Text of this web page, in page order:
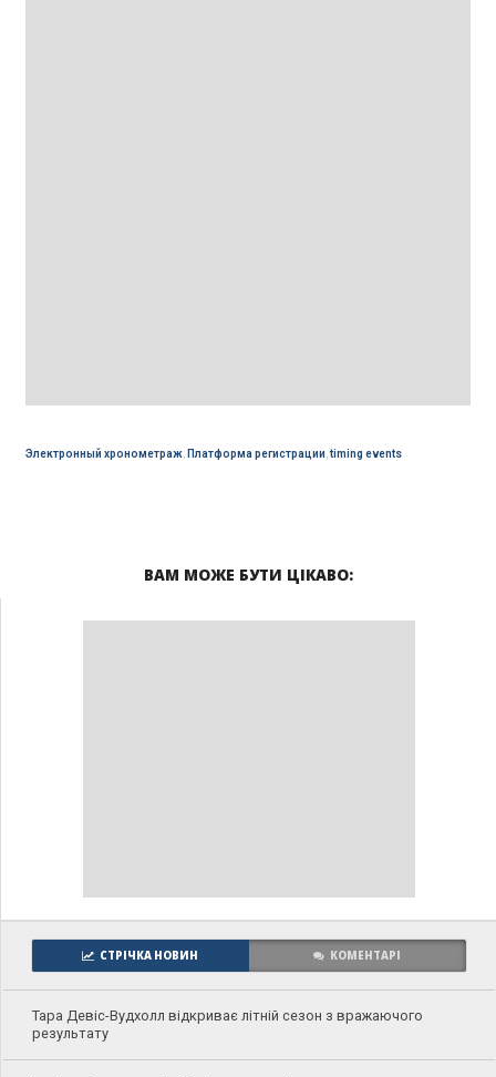
Электронный хронометраж, Платформа регистрации timing events
ВАМ МОЖЕ БУТИ ЦІКАВО:
СТРІЧКА НОВИН КОМЕНТАРІ
Тара Девіс-Вудхолл відкриває літній сезон з вражаючого
результату